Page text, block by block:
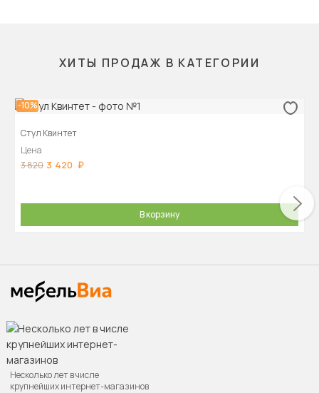
ХИТЫ ПРОДАЖ В КАТЕГОРИИ
-10%
Стул Квинтет
Цена
3 820 3 420
В корзину
Несколько лет в числе
крупнейших интернет-магазинов